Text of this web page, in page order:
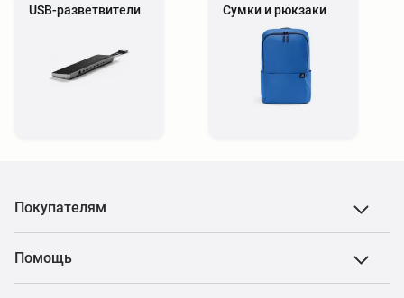
USB-разветвители Сумки и рюкзаки
Покупателям
Помощь